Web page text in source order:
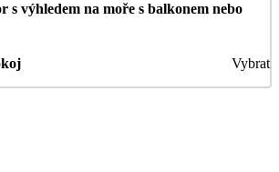
s výhledem na moře s balkonem nebo
Vybrat